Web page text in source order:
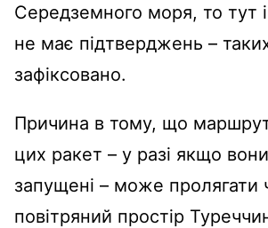
Середземного моря, то тут
не має підтверджень –
зафіксовано.
Причина в тому, що
цих ракет – у разі якщо
запущені – може пролягати
повітряний простір